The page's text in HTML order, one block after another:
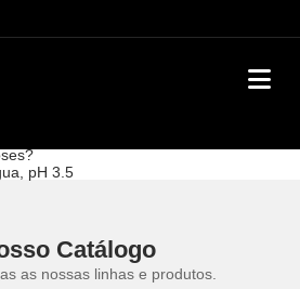
pH 3.5
Catálogo
as nossas linhas e produtos.